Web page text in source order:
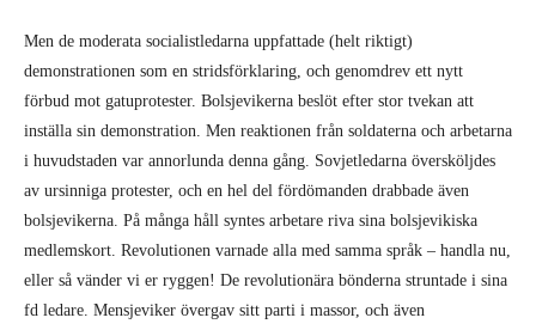
Men de moderata socialistledarna uppfattade (helt riktigt)
demonstrationen som en stridsförklaring, och genomdrev ett nytt
förbud mot gatuprotester. Bolsjevikerna beslöt efter stor tvekan att
inställa sin demonstration. Men reaktionen från soldaterna och arbetarna
i huvudstaden var annorlunda denna gång. Sovjetledarna översköljdes
av ursinniga protester, och en hel del fördömanden drabbade även
bolsjevikerna. På många håll syntes arbetare riva sina bolsjevikiska
medlemskort. Revolutionen varnade alla med samma språk – handla nu,
eller så vänder vi er ryggen! De revolutionära bönderna struntade i sina
fd ledare. Mensjeviker övergav sitt parti i massor, och även